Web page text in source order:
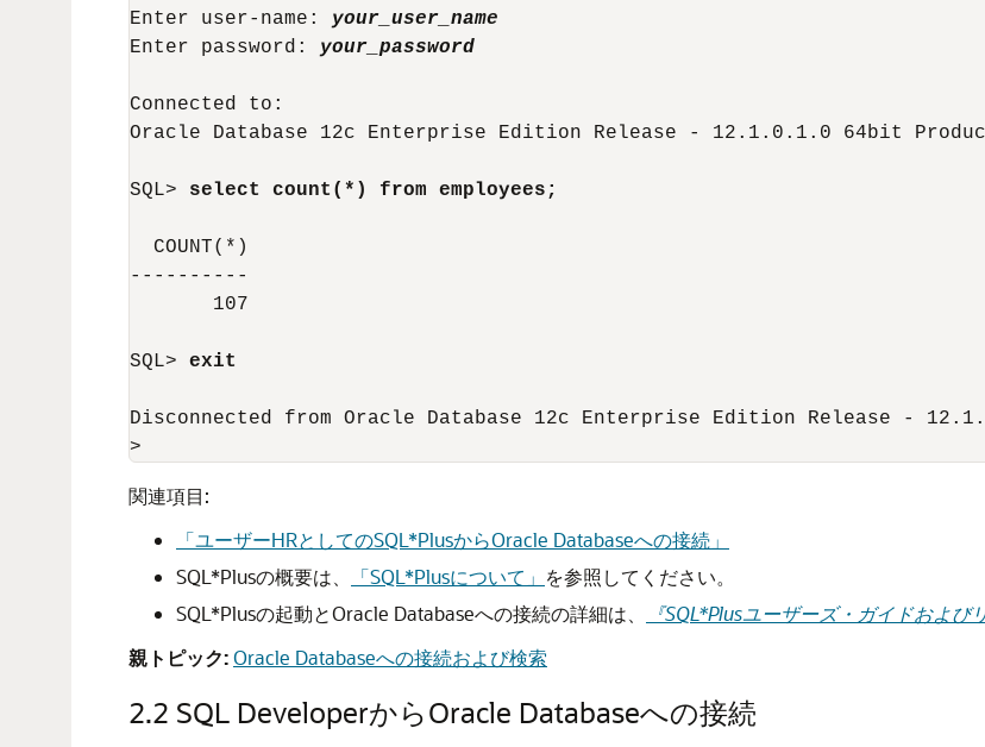
Enter user-name: your_user_name
Enter password: your_password
Connected to:
Oracle Database 12c Enterprise Edition Release - 12.1.0.1.0 64bit
SQL> select count(*) from employees;
  COUNT(*)
----------
       107
SQL> exit
Disconnected from Oracle Database 12c Enterprise Edition Release -
>
関連項目:
「ユーザーHRとしてのSQL*PlusからOracle Databaseへの接続」
SQL*Plusの概要は、
「SQL*Plusについて」 を参照してください。
SQL*Plusの起動とOracle Databaseへの接続の詳細は、
『SQL*Plusユーザーズ・ガイドおよび
親トピック:Oracle Databaseへの接続および検索
2.2 SQL DeveloperからOracle Databaseへの接続